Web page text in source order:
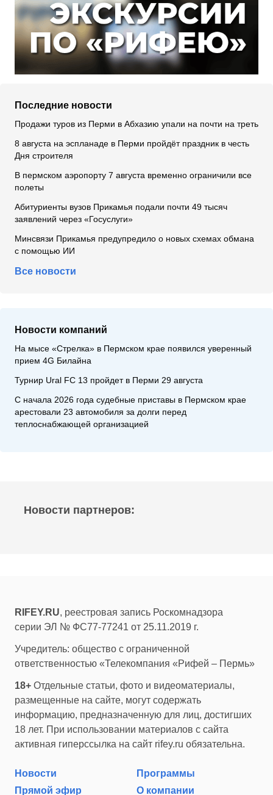
Последние новости
Продажи туров из Перми в Абхазию упали на почти на треть
8 августа на эспланаде в Перми пройдёт праздник в честь
Дня строителя
В пермском аэропорту 7 августа временно ограничили все
полеты
Абитуриенты вузов Прикамья подали почти 49 тысяч
заявлений через «Госуслуги»
Минсвязи Прикамья предупредило о новых схемах обмана
с помощью ИИ
Все новости
Новости компаний
На мысе «Стрелка» в Пермском крае появился уверенный
прием 4G Билайна
Турнир Ural FC 13 пройдет в Перми 29 августа
С начала 2026 года судебные приставы в Пермском крае
арестовали 23 автомобиля за долги перед
теплоснабжающей организацией
Новости партнеров:
RIFEY.RU, реестровая запись Роскомнадзора
серии ЭЛ № ФС77-77241 от 25.11.2019 г.
Учредитель: общество с ограниченной
ответственностью «Телекомпания «Рифей – Пермь»
18+ Отдельные статьи, фото и видеоматериалы,
размещенные на сайте, могут содержать
информацию, предназначенную для лиц, достигших
18 лет. При использовании материалов с сайта
активная гиперссылка на сайт rifey.ru обязательна.
Новости
Программы
Прямой эфир
О компании